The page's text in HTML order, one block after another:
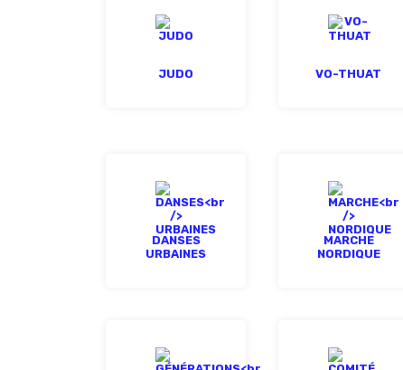
JUDO VO-THUAT
DANSES
URBAINES
MARCHE
NORDIQUE